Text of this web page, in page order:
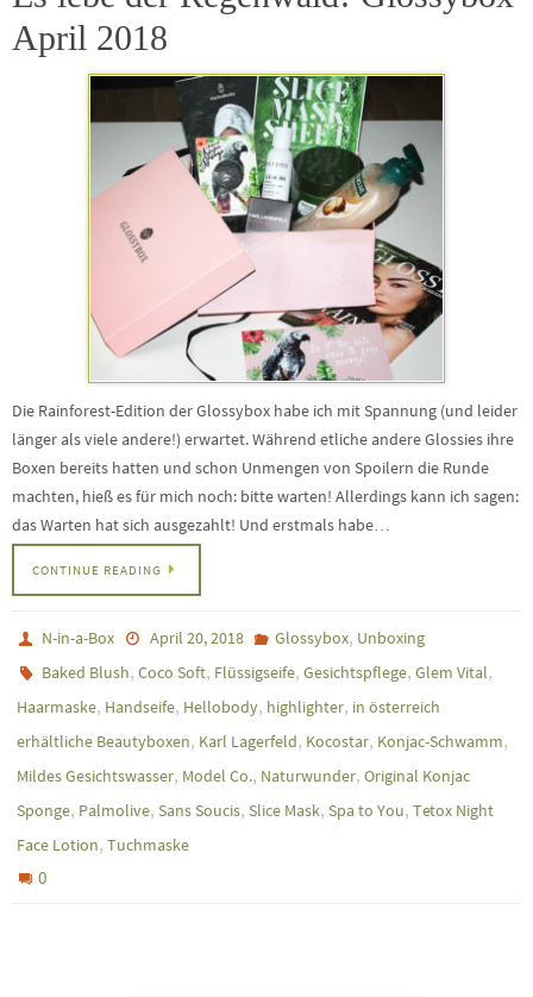
April 2018
Die Rainforest-Edition der Glossybox habe ich mit Spannung (und leider
länger als viele andere!) erwartet. Während etliche andere Glossies ihre
Boxen bereits hatten und schon Unmengen von Spoilern die Runde
machten, hieß es für mich noch: bitte warten! Allerdings kann ich sagen:
das Warten hat sich ausgezahlt! Und erstmals habe…
CONTINUE READING
N-in-a-Box April 20, 2018 Glossybox, Unboxing
Baked Blush,Coco Soft, Flüssigseife,Gesichtspflege,Glem Vital,
Haarmaske, Handseife, Hellobody, highlighter, in österreich
erhältliche Beautyboxen, Karl Lagerfeld, Kocostar, Konjac-Schwamm,
Mildes Gesichtswasser, Model Co., Naturwunder, Original Konjac
Sponge, Palmolive, Sans Soucis, Slice Mask, Spa to You, Tetox Night
Face Lotion, Tuchmaske
0